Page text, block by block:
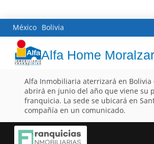
México Bolivia
Alfa Home
Alfa Inmobiliaria aterrizará en
abrirá en junio del año que viene su
franquicia. La sede se ubicará en
compañía en un comunicado.